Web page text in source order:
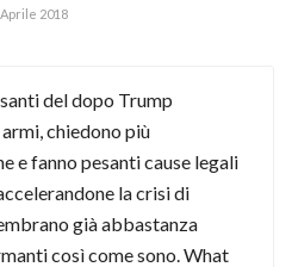
Aprile 2018
del dopo Trump
chiedono più
e fanno pesanti cause legali
la crisi di
già abbastanza
così come sono. What